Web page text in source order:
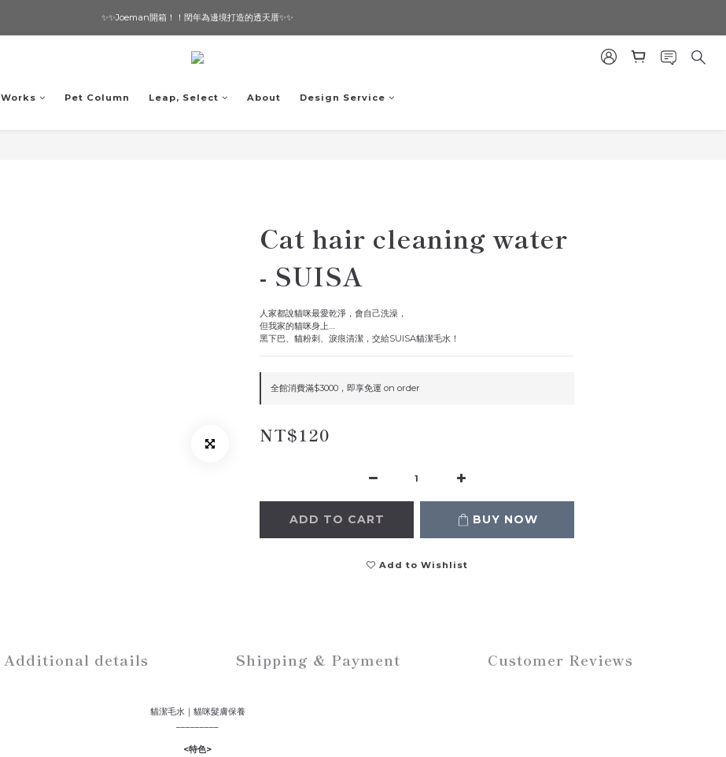
想要一個寵物友善的美宅嗎？ 🔶 即刻諮詢 🔶
✨✨Joeman開箱！！閏年為邊境打造的透天厝✨✨
想要一個寵物友善的美宅嗎？ 🔶 即刻諮詢 🔶
Works Pet Column Leap, Select About Design Service
Cat hair cleaning water
- SUISA
人家都說貓咪最愛乾淨，會自己洗澡，
但我家的貓咪身上....
黑下巴、貓粉刺、淚痕清潔，交給SUISA貓潔毛水！
全館消費滿$3000，即享免運 on order
NT$120
ADD TO CART BUY NOW
Add to Wishlist
Additional details Shipping & Payment Customer Reviews
貓潔毛水｜貓咪髮膚保養
<特色>